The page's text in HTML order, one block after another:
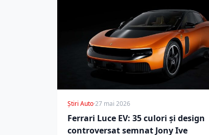
Știri Auto·27 mai 2026
Ferrari Luce EV: 35 culori și design
controversat semnat Jony Ive